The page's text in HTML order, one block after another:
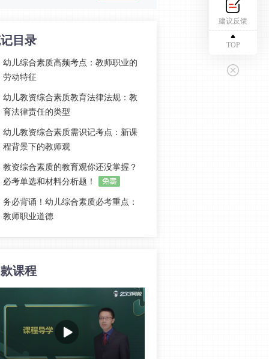
目录
幼儿综合素质高频考点：教师职业的
劳动特征
幼儿教资综合素质教育法律法规：教
育法律责任的类型
幼儿教资综合素质需识记考点：新课
程背景下的教师观
教资综合素质的教育观你还没掌握？
必考单选和材料分析题！
务必背诵！幼儿综合素质必考重点：
教师职业道德
复现考点80分！2023上半年教资幼儿
《综合素质》考情分析
考前小抄！幼儿教资综合素质需要背
的10个考点，速收藏！
临时抱佛脚！幼儿教资综合素质照搬
答题模板，考前再拿28分！
款课程
建议反馈
TOP